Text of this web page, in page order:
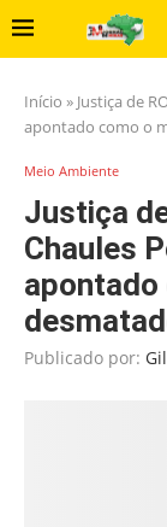
Início » Justiça de
apontado como o
Meio Ambiente
Justiça
Chaules
apontado
Publicado por: